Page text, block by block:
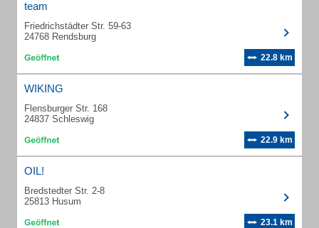
team
Friedrichstädter Str. 59-63
24768 Rendsburg
22.8 km
WIKING
Flensburger Str. 168
24837 Schleswig
22.9 km
OIL!
Bredstedter Str. 2-8
25813 Husum
23.1 km